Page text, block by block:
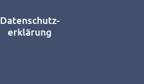
Datenschutz-
erklärung